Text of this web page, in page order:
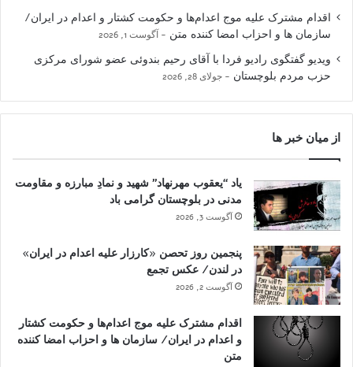
اقدام مشترک علیه موج اعدام‌ها و حکومت کشتار و اعدام در ایران/
سازمان ها و احزاب امضا کننده متن
آگوست 1, 2026
ویدیو گفتگوی رادیو فردا با آقای رحیم بندوئی عضو شورای مرکزی
حزب مردم بلوچستان
جولای 28, 2026
از میان خبر ها
یاد “یعقوب مهرنهاد” شهید و نمادِ مبارزه و مقاومت
مدنی در بلوچستان گرامی باد
آگوست 3, 2026
پنجمین روز تحصن «کارزار علیه اعدام در ایران»
در لندن/ عکس تجمع
آگوست 2, 2026
اقدام مشترک علیه موج اعدام‌ها و حکومت کشتار
و اعدام در ایران/ سازمان ها و احزاب امضا کننده
متن